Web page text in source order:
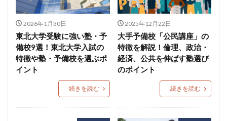
2026年1月30日
東北大学受験に強い塾・予
備校9選！東北大学入試の
特徴や塾・予備校を選ぶポ
イント
続きを読む
2025年12月22日
大手予備校「公民講座」の
特徴を解説！倫理、政治・
経済、公共を伸ばす塾選び
のポイント
続きを読む